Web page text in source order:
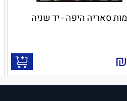
מות סאריה היפה - יד שניה
₪